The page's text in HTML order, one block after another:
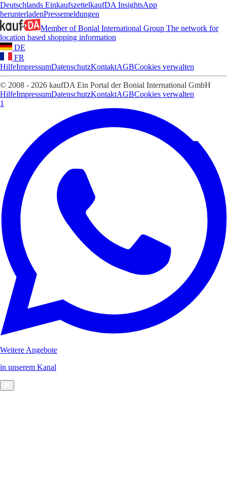
Deutschlands EinkaufszettelkaufDA InsightsApp
herunterladenPressemeldungen
Member of Bonial International Group The network for
location based shopping information
DE
FR
HilfeImpressumDatenschutzKontaktAGBCookies verwalten
© 2008 - 2026 kaufDA Ein Portal der Bonial International GmbH
HilfeImpressumDatenschutzKontaktAGBCookies verwalten
1
Weitere Angebote
in unserem Kanal